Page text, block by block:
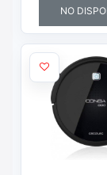
NO